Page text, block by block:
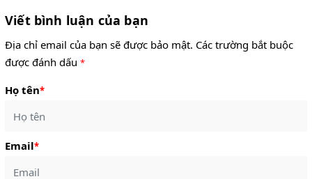
Viết bình luận của bạn
Địa chỉ email của bạn sẽ được bảo mật. Các trường bắt buộc
được đánh dấu *
Họ tên*
Email*